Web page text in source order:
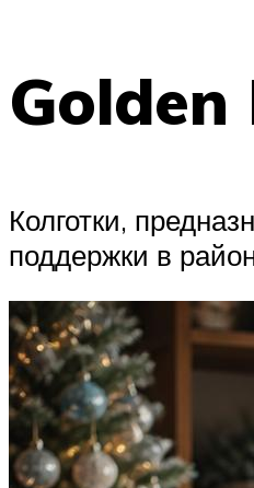
Golden
Колготки,
поддержки в